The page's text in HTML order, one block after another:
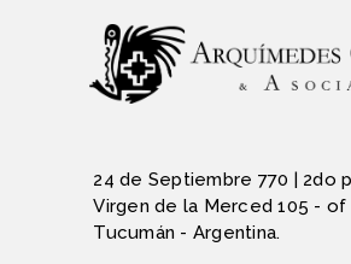
24 de Septiembre 770 | 2do
Virgen de la Merced 105 - of
Tucumán - Argentina.